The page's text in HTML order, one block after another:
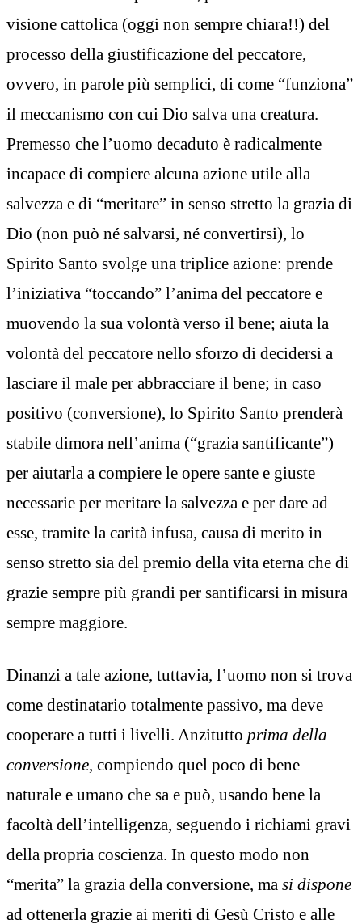
visione cattolica (oggi non sempre chiara!!) del
processo della giustificazione del peccatore,
ovvero, in parole più semplici, di come “funziona”
il meccanismo con cui Dio salva una creatura.
Premesso che l’uomo decaduto è radicalmente
incapace di compiere alcuna azione utile alla
salvezza e di “meritare” in senso stretto la grazia di
Dio (non può né salvarsi, né convertirsi), lo
Spirito Santo svolge una triplice azione: prende
l’iniziativa “toccando” l’anima del peccatore e
muovendo la sua volontà verso il bene; aiuta la
volontà del peccatore nello sforzo di decidersi a
lasciare il male per abbracciare il bene; in caso
positivo (conversione), lo Spirito Santo prenderà
stabile dimora nell’anima (“grazia santificante”)
per aiutarla a compiere le opere sante e giuste
necessarie per meritare la salvezza e per dare ad
esse, tramite la carità infusa, causa di merito in
senso stretto sia del premio della vita eterna che di
grazie sempre più grandi per santificarsi in misura
sempre maggiore.
Dinanzi a tale azione, tuttavia, l’uomo non si trova
come destinatario totalmente passivo, ma deve
cooperare a tutti i livelli. Anzitutto prima della
conversione, compiendo quel poco di bene
naturale e umano che sa e può, usando bene la
facoltà dell’intelligenza, seguendo i richiami gravi
della propria coscienza. In questo modo non
“merita” la grazia della conversione, ma si dispone
ad ottenerla grazie ai meriti di Gesù Cristo e alle